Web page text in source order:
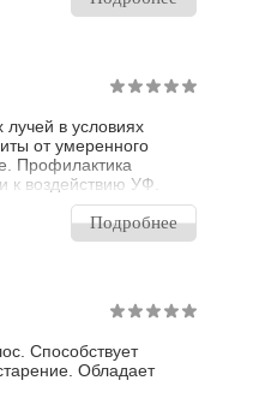
в условиях
от умеренного
Профилактика
к воздействию УФ.
Подробнее
Способствует
Обладает